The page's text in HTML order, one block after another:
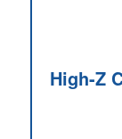
High-Z